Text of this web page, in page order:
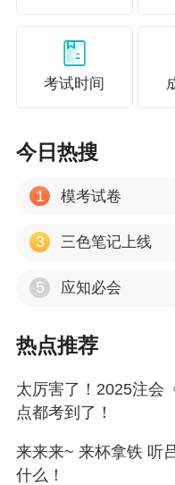
——吕尤老师讲的重
考试时间
今日热搜
1 模考试卷
3 三色笔记上线
5 应知必会
热点推荐
太厉害了！2025注会
点都考到了！
来来来~ 来杯拿铁 听
什么！